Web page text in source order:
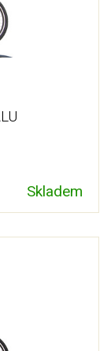
Skladem